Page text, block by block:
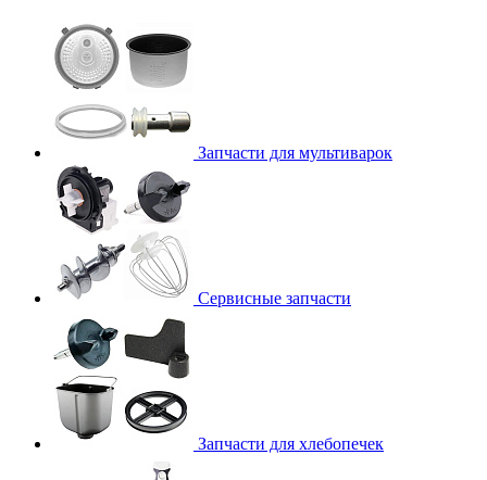
Запчасти для мультиварок
Сервисные запчасти
Запчасти для хлебопечек